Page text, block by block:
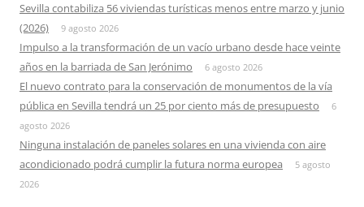
Sevilla contabiliza 56 viviendas turísticas menos entre marzo y junio
(2026)
9 agosto 2026
Impulso a la transformación de un vacío urbano desde hace veinte
años en la barriada de San Jerónimo
6 agosto 2026
El nuevo contrato para la conservación de monumentos de la vía
pública en Sevilla tendrá un 25 por ciento más de presupuesto
6
agosto 2026
Ninguna instalación de paneles solares en una vivienda con aire
acondicionado podrá cumplir la futura norma europea
5 agosto
2026